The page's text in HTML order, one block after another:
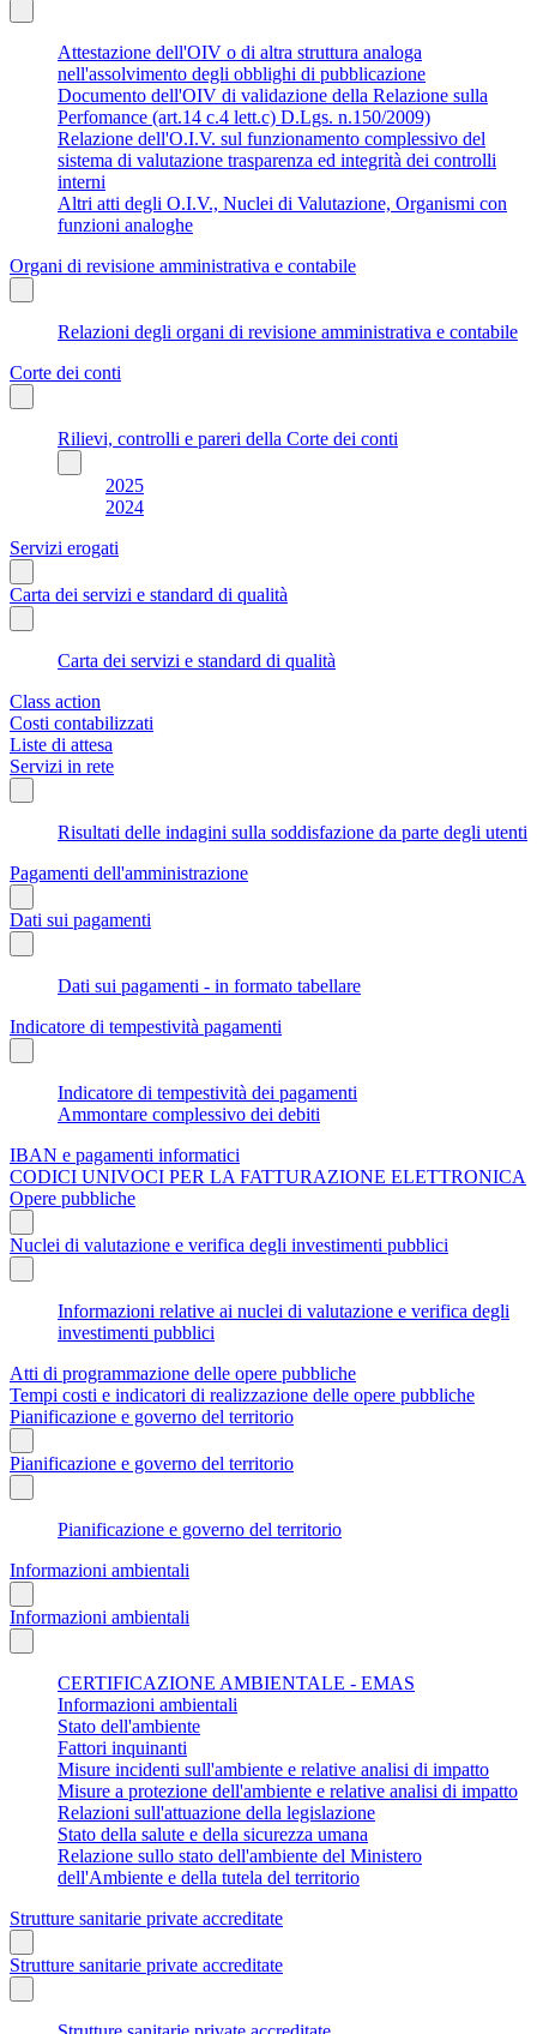
Attestazione dell'OIV o di altra struttura analoga
nell'assolvimento degli obblighi di pubblicazione
Documento dell'OIV di validazione della Relazione sulla
Perfomance (art.14 c.4 lett.c) D.Lgs. n.150/2009)
Relazione dell'O.I.V. sul funzionamento complessivo del
sistema di valutazione trasparenza ed integrità dei controlli
interni
Altri atti degli O.I.V., Nuclei di Valutazione, Organismi con
funzioni analoghe
Organi di revisione amministrativa e contabile
Relazioni degli organi di revisione amministrativa e contabile
Corte dei conti
Rilievi, controlli e pareri della Corte dei conti
2025
2024
Servizi erogati
Carta dei servizi e standard di qualità
Carta dei servizi e standard di qualità
Class action
Costi contabilizzati
Liste di attesa
Servizi in rete
Risultati delle indagini sulla soddisfazione da parte degli utenti
Pagamenti dell'amministrazione
Dati sui pagamenti
Dati sui pagamenti - in formato tabellare
Indicatore di tempestività pagamenti
Indicatore di tempestività dei pagamenti
Ammontare complessivo dei debiti
IBAN e pagamenti informatici
CODICI UNIVOCI PER LA FATTURAZIONE ELETTRONICA
Opere pubbliche
Nuclei di valutazione e verifica degli investimenti pubblici
Informazioni relative ai nuclei di valutazione e verifica degli
investimenti pubblici
Atti di programmazione delle opere pubbliche
Tempi costi e indicatori di realizzazione delle opere pubbliche
Pianificazione e governo del territorio
Pianificazione e governo del territorio
Pianificazione e governo del territorio
Informazioni ambientali
Informazioni ambientali
CERTIFICAZIONE AMBIENTALE - EMAS
Informazioni ambientali
Stato dell'ambiente
Fattori inquinanti
Misure incidenti sull'ambiente e relative analisi di impatto
Misure a protezione dell'ambiente e relative analisi di impatto
Relazioni sull'attuazione della legislazione
Stato della salute e della sicurezza umana
Relazione sullo stato dell'ambiente del Ministero
dell'Ambiente e della tutela del territorio
Strutture sanitarie private accreditate
Strutture sanitarie private accreditate